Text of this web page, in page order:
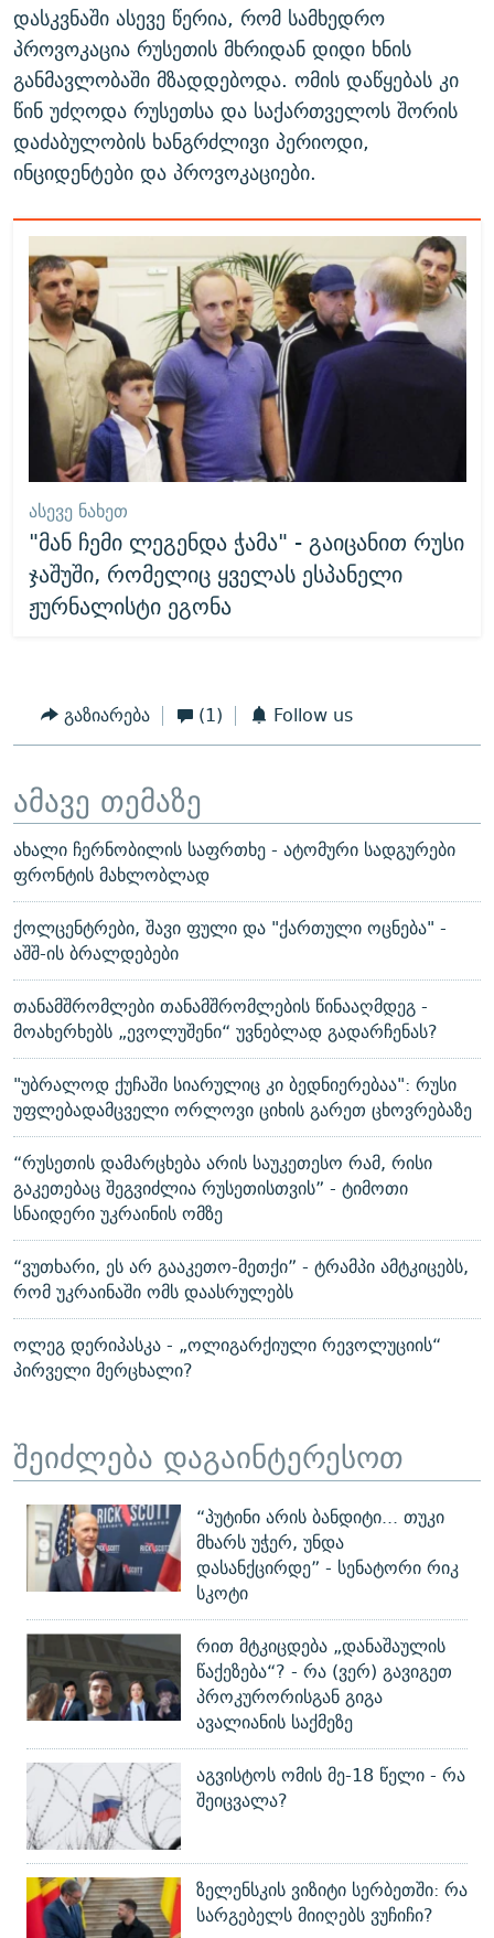
დასკვნაში ასევე წერია, რომ სამხედრო
პროვოკაცია რუსეთის მხრიდან დიდი ხნის
განმავლობაში მზადდებოდა. ომის დაწყებას კი
წინ უძღოდა რუსეთსა და საქართველოს შორის
დაძაბულობის ხანგრძლივი პერიოდი,
ინციდენტები და პროვოკაციები.
ᲐᲡᲔᲕᲔ ᲜᲐᲮᲔᲗ
"მან ჩემი ლეგენდა ჭამა" - გაიცანით რუსი
ჯაშუში, რომელიც ყველას ესპანელი
ჟურნალისტი ეგონა
გაზიარება (1) Follow us
ამავე თემაზე
ახალი ჩერნობილის საფრთხე - ატომური სადგურები
ფრონტის მახლობლად
ქოლცენტრები, შავი ფული და "ქართული ოცნება" -
აშშ-ის ბრალდებები
თანამშრომლები თანამშრომლების წინააღმდეგ -
მოახერხებს „ევოლუშენი“ უვნებლად გადარჩენას?
"უბრალოდ ქუჩაში სიარულიც კი ბედნიერებაა": რუსი
უფლებადამცველი ორლოვი ციხის გარეთ ცხოვრებაზე
“რუსეთის დამარცხება არის საუკეთესო რამ, რისი
გაკეთებაც შეგვიძლია რუსეთისთვის” - ტიმოთი
სნაიდერი უკრაინის ომზე
“ვუთხარი, ეს არ გააკეთო-მეთქი” - ტრამპი ამტკიცებს,
რომ უკრაინაში ომს დაასრულებს
ოლეგ დერიპასკა - „ოლიგარქიული რევოლუციის“
პირველი მერცხალი?
შეიძლება დაგაინტერესოთ
“პუტინი არის ბანდიტი... თუკი
მხარს უჭერ, უნდა
დასანქცირდე” - სენატორი რიკ
სკოტი
რით მტკიცდება „დანაშაულის
წაქეზება“? - რა (ვერ) გავიგეთ
პროკურორისგან გიგა
ავალიანის საქმეზე
აგვისტოს ომის მე-18 წელი - რა
შეიცვალა?
ზელენსკის ვიზიტი სერბეთში: რა
სარგებელს მიიღებს ვუჩიჩი?